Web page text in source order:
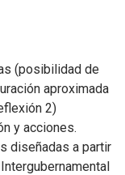
(posibilidad de
aproximada
2)
y acciones.
diseñadas a partir